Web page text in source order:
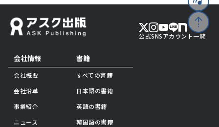
会社情報
会社概要
会社沿革
事業紹介
ニュース
書籍
すべての書籍
日本語の書籍
英語の書籍
韓国語の書籍
公式SNSアカウント一覧